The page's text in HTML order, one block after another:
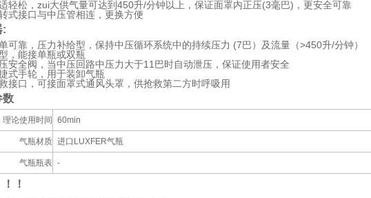
轻松，zui大供气量可达到450升/分钟以上，保证面罩内正压(3毫巴)，更安全可靠
式接口与中压管相连，更换方便
:
可靠，压力补给型，保持中压循环系统中的持续压力 (7巴）及流量（>450升/分钟）
，能接单瓶或双瓶
安全阀，当中压回路中压力大于11巴时自动泄压，保证使用者安全
式手轮，用于装卸气瓶
接口，可接面罩式通风头罩，供抢救第二方时呼吸用
数
理论使用时间 60min
气瓶材质 进口LUXFER气瓶
气瓶瓶表 -
！